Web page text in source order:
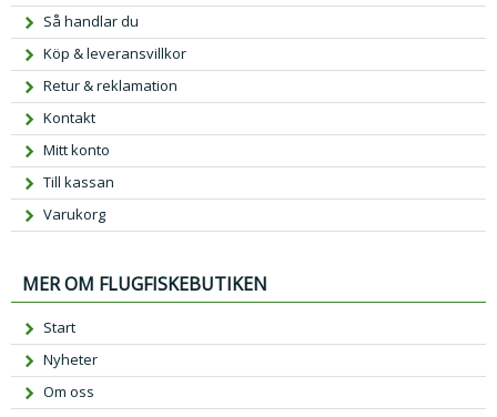
Så handlar du
Köp & leveransvillkor
Retur & reklamation
Kontakt
Mitt konto
Till kassan
Varukorg
MER OM FLUGFISKEBUTIKEN
Start
Nyheter
Om oss